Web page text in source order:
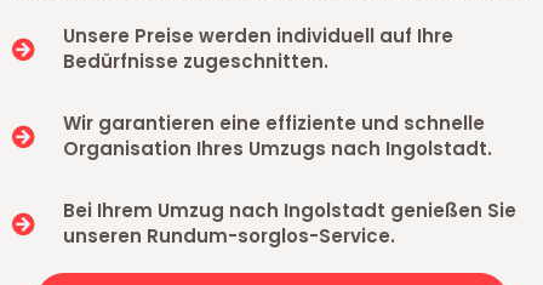
Unsere Preise werden individuell auf Ihre
Bedürfnisse zugeschnitten.
Wir garantieren eine effiziente und schnelle
Organisation Ihres Umzugs nach Ingolstadt.
Bei Ihrem Umzug nach Ingolstadt genießen Sie
unseren Rundum-sorglos-Service.